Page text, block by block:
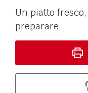
Un piatto
preparare.